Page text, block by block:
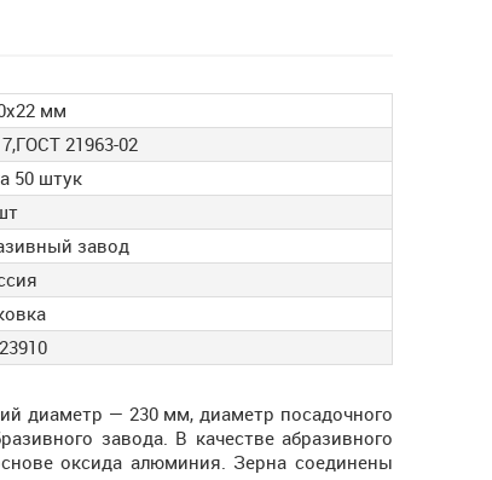
мм
21963-02
50 штук
завод
диаметр — 230 мм, диаметр посадочного
завода. В качестве абразивного
оксида алюминия. Зерна соединены